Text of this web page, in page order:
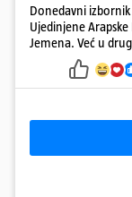
Donedavni
Ujedinjene
Jemena. Već u